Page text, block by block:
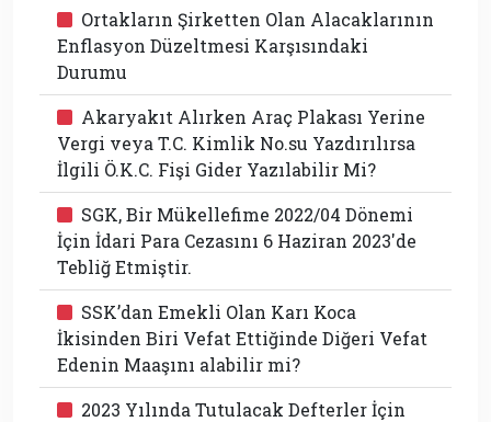
Ortakların Şirketten Olan Alacaklarının
Enflasyon Düzeltmesi Karşısındaki
Durumu
Akaryakıt Alırken Araç Plakası Yerine
Vergi veya T.C. Kimlik No.su Yazdırılırsa
İlgili Ö.K.C. Fişi Gider Yazılabilir Mi?
SGK, Bir Mükellefime 2022/04 Dönemi
İçin İdari Para Cezasını 6 Haziran 2023'de
Tebliğ Etmiştir.
SSK’dan Emekli Olan Karı Koca
İkisinden Biri Vefat Ettiğinde Diğeri Vefat
Edenin Maaşını alabilir mi?
2023 Yılında Tutulacak Defterler İçin